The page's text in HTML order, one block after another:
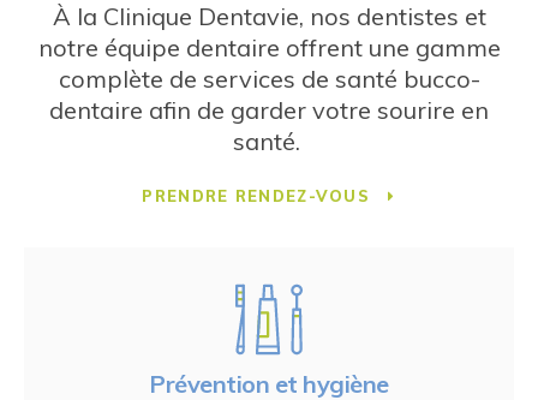
À la Clinique Dentavie, nos dentistes et
notre équipe dentaire offrent une gamme
complète de services de santé bucco-
dentaire afin de garder votre sourire en
santé.
PRENDRE RENDEZ-VOUS
Prévention et hygiène